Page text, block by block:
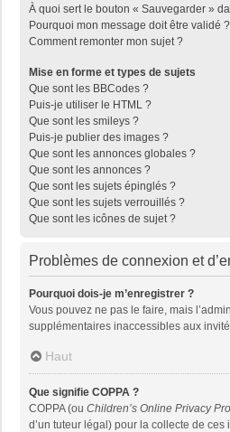
À quoi sert le bouton « Sauvegarder »
Pourquoi mon message doit être validé ?
Comment remonter mon sujet ?
Mise en forme et types de sujets
Que sont les BBCodes ?
Puis-je utiliser le HTML ?
Que sont les smileys ?
Puis-je publier des images ?
Que sont les annonces globales ?
Que sont les annonces ?
Que sont les sujets épinglés ?
Que sont les sujets verrouillés ?
Que sont les icônes de sujet ?
Problèmes de connexion et
Pourquoi dois-je m’enregistrer ?
Vous pouvez ne pas le faire, mais
supplémentaires inaccessibles aux
Haut
Que signifie COPPA ?
COPPA (ou Children’s Online Privacy
d’un tuteur légal) pour la collecte de